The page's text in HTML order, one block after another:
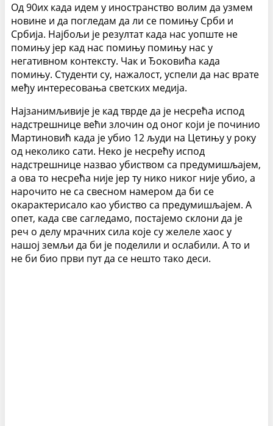
Од 90их када идем у иностранство волим да узмем
новине и да погледам да ли се помињу Срби и
Србија. Најбољи је резултат када нас уопште не
помињу јер кад нас помињу помињу нас у
негативном контексту. Чак и Ђоковића када
помињу. Студенти су, нажалост, успели да нас врате
међу интересовања светских медија.
Најзанимљивије је кад тврде да је несрећа испод
надстрешнице већи злочин од оног који је починио
Мартиновић када је убио 12 људи на Цетињу у року
од неколико сати. Неко је несрећу испод
надстрешнице назвао убиством са предумишљајем,
а ова то несрећа није јер ту нико никог није убио, а
нарочито не са свесном намером да би се
окарактерисало као убиство са предумишљајем. А
опет, када све сагледамо, постајемо склони да је
реч о делу мрачних сила које су желеле хаос у
нашој земљи да би је поделили и ослабили. А то и
не би био први пут да се нешто тако деси.